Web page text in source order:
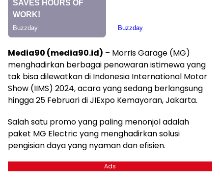
Media90 (media90.id) – Morris Garage (MG)
menghadirkan berbagai penawaran istimewa yang
tak bisa dilewatkan di Indonesia International Motor
Show (IIMS) 2024, acara yang sedang berlangsung
hingga 25 Februari di JIExpo Kemayoran, Jakarta.
Salah satu promo yang paling menonjol adalah
paket MG Electric yang menghadirkan solusi
pengisian daya yang nyaman dan efisien.
Ads